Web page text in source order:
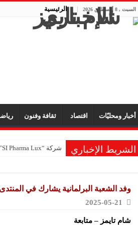
السبت , 8 أغسطس 2026 الرئيسية
أخبار ومحليّات اقتصاد ثقافة وفنون
الشريط الإخباري شركة “SI Pharma Lux”: مشاركتنا في المعرض عززت التواصل مع الشركاء المحليين والدوليين
مكتب “الأمانة”
وفد الشعبة البرلمانية يشارك في
2025-05-21
شام تايمز – متابعة